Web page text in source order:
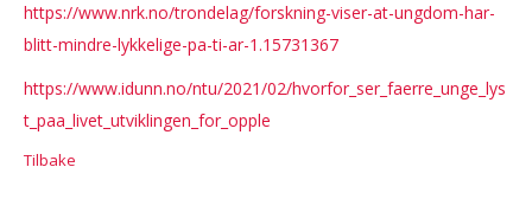
https://www.nrk.no/trondelag/forskning-viser-at-ungdom-har-
blitt-mindre-lykkelige-pa-ti-ar-1.15731367
https://www.idunn.no/ntu/2021/02/hvorfor_ser_faerre_unge_lys
t_paa_livet_utviklingen_for_opple
Tilbake